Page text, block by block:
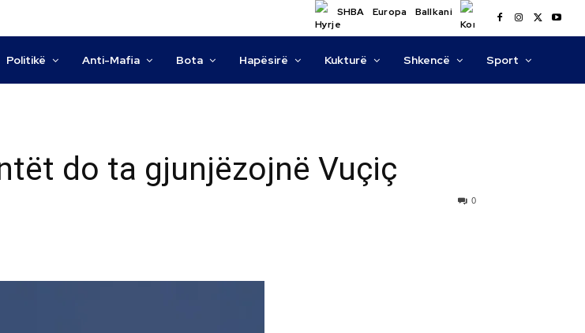
SHBA Europa Ballkani
Politikë Anti-Mafia Bota Hapësirë Kukturë Shkencë Sport
do ta gjunjëzojnë Vuçiç
0